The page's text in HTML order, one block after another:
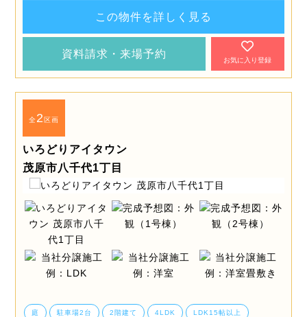
この物件を詳しく見る
資料請求・来場予約
お気に入り登録
全2区画
いろどりアイタウン
茂原市八千代1丁目
庭 駐車場2台 2階建て 4LDK LDK15帖以上